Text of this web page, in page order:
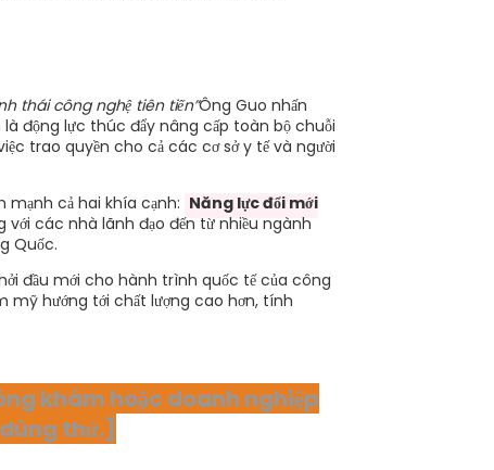
thái công nghệ tiên tiến”Ông Guo nhấn
động lực thúc đẩy nâng cấp toàn bộ chuỗi
trao quyền cho cả các cơ sở y tế và người
mạnh cả hai khía cạnh: Năng lực đổi mới
với các nhà lãnh đạo đến từ nhiều ngành
Quốc.
đầu mới cho hành trình quốc tế của công
mỹ hướng tới chất lượng cao hơn, tính
khám hoặc doanh nghiệp
thử.]